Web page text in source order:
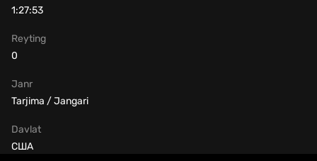
Janr
Tarjima / Jangari
1:27:53
Davlat
США
Reyting
0